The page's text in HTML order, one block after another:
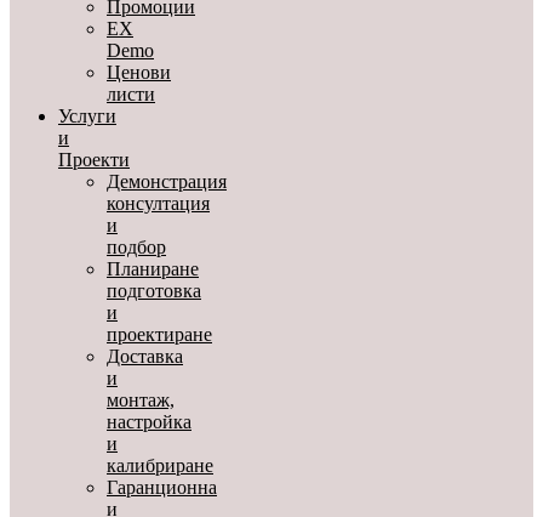
Промоции
EX
Demo
Ценови
листи
Услуги
и
Проекти
Демонстрация
консултация
и
подбор
Планиране
подготовка
и
проектиране
Доставка
и
монтаж,
настройка
и
калибриране
Гаранционна
и